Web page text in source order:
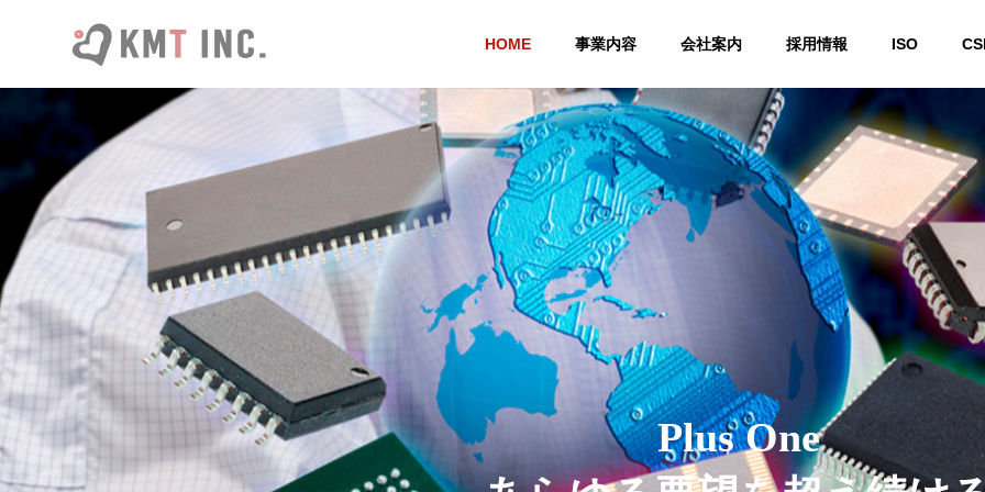
HOME 事業内容 会社案内 採用情報 ISO